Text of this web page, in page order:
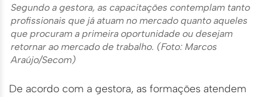
Segundo a gestora, as capacitações contemplam tanto
profissionais que já atuam no mercado quanto aqueles
que procuram a primeira oportunidade ou desejam
retornar ao mercado de trabalho. (Foto: Marcos
Araújo/Secom)
De acordo com a gestora, as formações atendem